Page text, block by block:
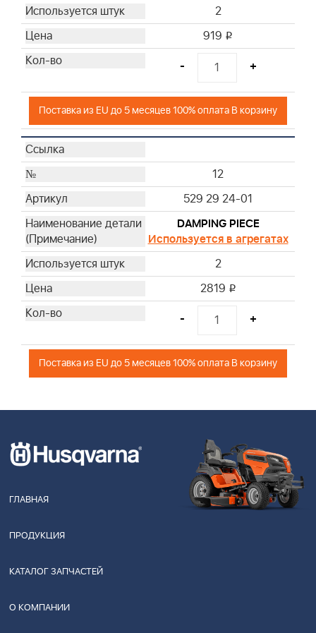
2
919 i
- +
Поставка из EU до 5 месяцев 100% оплата В корзину
12
529 29 24-01
DAMPING PIECE
Используется в агрегатах
2
2819 i
- +
Поставка из EU до 5 месяцев 100% оплата В корзину
ГЛАВНАЯ
ПРОДУКЦИЯ
КАТАЛОГ ЗАПЧАСТЕЙ
О КОМПАНИИ